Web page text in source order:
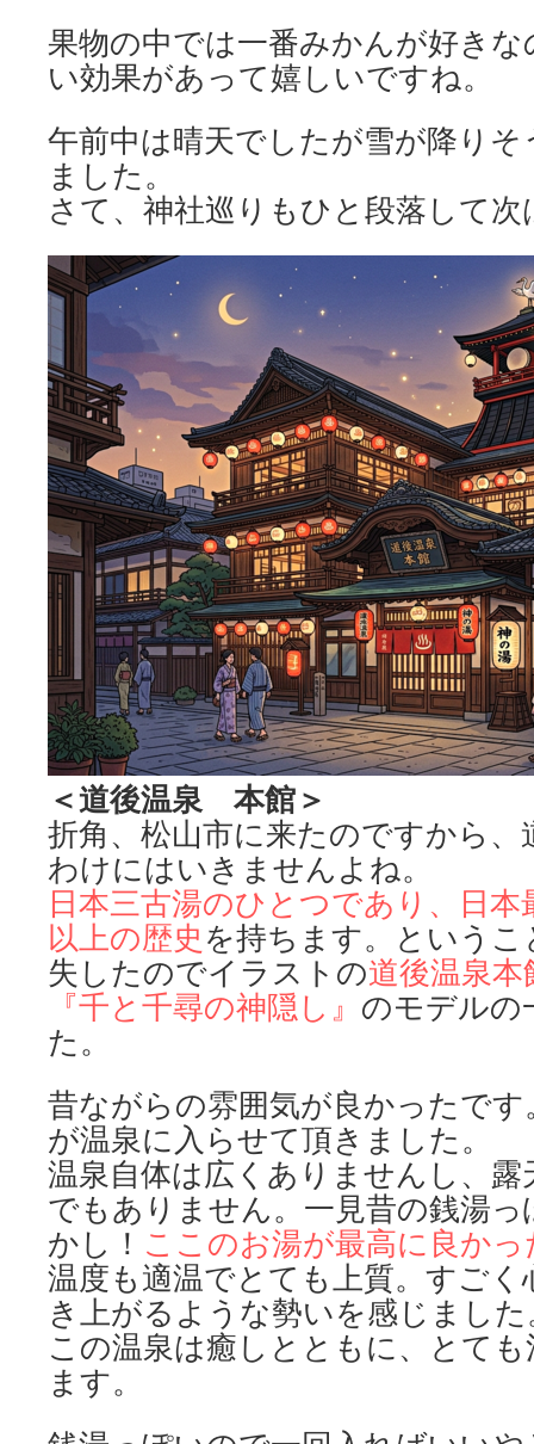
果物の中では一番みかんが好き
い効果があって嬉しいですね。
午前中は晴天でしたが雪が降り
ました。
さて、神社巡りもひと段落して
＜道後温泉 本館＞
折角、松山市に来たのですから
わけにはいきませんよね。
日本三古湯のひとつであり、日本
以上の歴史 を持ちます。という
失したのでイラストの道後温泉本
『千と千尋の神隠し』 のモデルの
た。
昔ながらの雰囲気が良かったで
が温泉に入らせて頂きました。
温泉自体は広くありませんし、
でもありません。一見昔の銭湯
かし！ ここのお湯が最高に良かっ
温度も適温でとても上質。すご
き上がるような勢いを感じました
この温泉は癒しとともに、とて
ます。